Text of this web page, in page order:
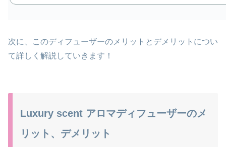
次に、このディフューザーのメリットとデメリットについ
て詳しく解説していきます！
Luxury scent アロマディフューザーのメ
リット、デメリット